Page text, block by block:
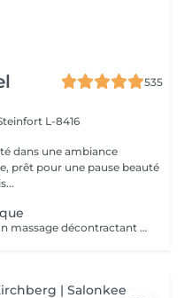
535
L-8416
dans une ambiance
prêt pour une pause beauté
Le massage relaxant du dos est un massage décontractant englobant le dos, les cervicales et la nuque. Les muscles du dos, particulièrement sollicités pour tenir le corps droit, sont décontractés en profondeur lors de ce massage.